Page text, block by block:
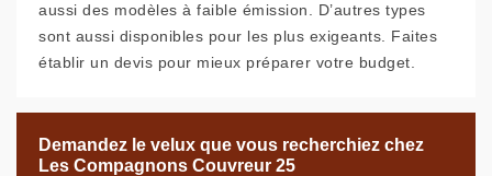
aussi des modèles à faible émission. D’autres types
sont aussi disponibles pour les plus exigeants. Faites
établir un devis pour mieux préparer votre budget.
Demandez le velux que vous recherchiez chez
Les Compagnons Couvreur 25